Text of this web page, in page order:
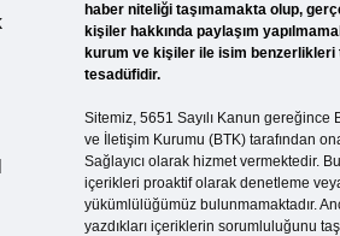
haber niteliği taşımamakta olup,
kişiler hakkında paylaşım
kurum ve kişiler ile isim benzerlikleri
tesadüfidir.
Sitemiz, 5651 Sayılı Kanun gereğince
ve İletişim Kurumu (BTK) tarafından
Sağlayıcı olarak hizmet vermektedir.
içerikleri proaktif olarak denetleme
yükümlülüğümüz bulunmamaktadır.
yazdıkları içeriklerin sorumluluğunu